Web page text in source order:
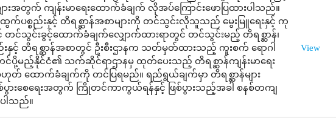
အတွက် ကျန်းမာရေးထောက်ခံချက် လိုအပ်ကြောင်းဖောပြထားပါသည်။
န်ထွက်ပစ္စည်းနှင့် တိရစ္ဆာန်အစာများကို တင်သွင်းလိုသူသည် မွေးမြူရေးနှင့် ကု
င် တင်သွင်းခွင့်ထောက်ခံချက်လျှောက်ထားရာတွင် တင်သွင်းမည့် တိရစ္ဆာန်၊
နှင့် တိရစ္ဆာန်အစာတွင် ဦးစီးဌာနက သတ်မှတ်ထားသည့် ကူးစက် ရောဂါ
တင်ပို့မည့်နိုင်ငံ၏ သက်ဆိုင်ရာဌာနမှ ထုတ်ပေးသည့် တိရစ္ဆာန်ကျန်းမာရေး
ထောက်ခံချက်ကို တင်ပြရမည်။ ရည်ရွယ်ချက်မှာ တိရစ္ဆာန်များ
စ်ပွားစေရေးအတွက် ကြိုတင်ကာကွယ်ရန်နှင့် ဖြစ်ပွားသည့်အခါ စနစ်တကျ
ပါသည်။
View